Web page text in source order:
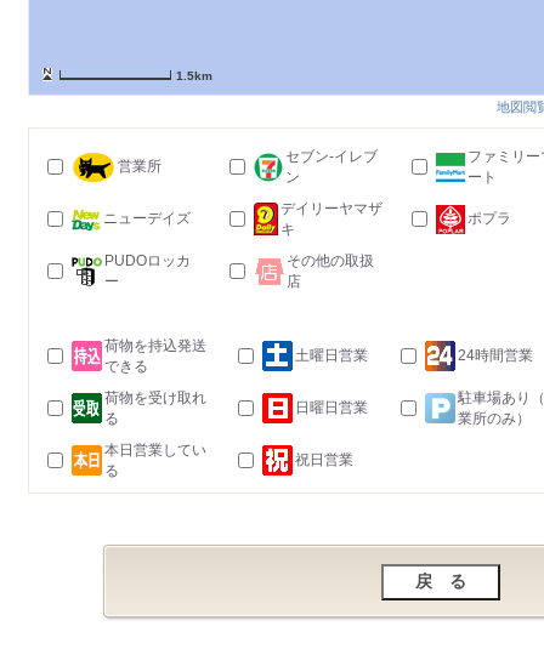
1.5km
地図閲
営業所
セブン-イレブ
ン
ファミリー
ート
ニューデイズ
デイリーヤマザ
キ
ポプラ
PUDOロッカ
ー
その他の取扱
店
荷物を持込発送
できる
土曜日営業 24時間営業
荷物を受け取れ
る
日曜日営業
駐車場あり
業所のみ）
本日営業してい
る
祝日営業